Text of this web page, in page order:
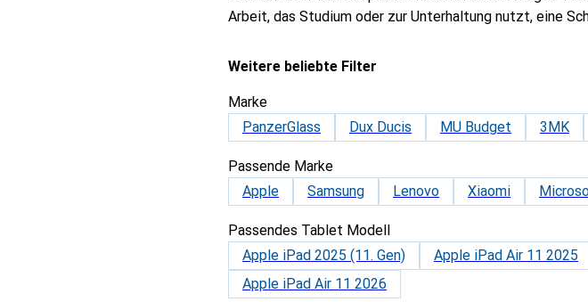
Arbeit, das Studium oder zur Unterhaltung nutzt, eine
Weitere beliebte Filter
Marke
PanzerGlass
Dux Ducis MU Budget 3MK
Passende Marke
Apple
Samsung Lenovo Xiaomi
Passendes Tablet Modell
Apple iPad 2025 (11. Gen)
Apple iPad Air 11 2025
Apple iPad Air 11 2026